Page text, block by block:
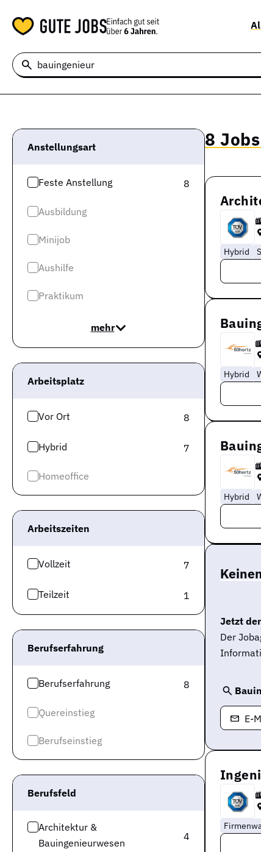
Anstellungsart
Feste Anstellung 8
Ausbildung
Minijob
Aushilfe
Praktikum
mehr
Arbeitsplatz
Vor Ort 8
Hybrid 7
Homeoffice
Arbeitszeiten
Vollzeit 7
Teilzeit 1
Berufserfahrung
Berufserfahrung 8
Quereinstieg
Berufseinstieg
Berufsfeld
Architektur &
Bauingenieurwesen
4
8
Hybrid
Hybrid
Hybrid
Jetzt
Der
E-